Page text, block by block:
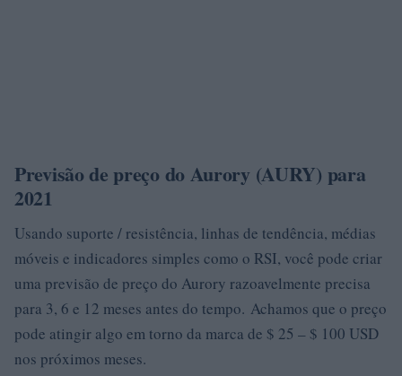
Previsão de preço do Aurory (AURY) para
2021
Usando suporte / resistência, linhas de tendência, médias
móveis e indicadores simples como o RSI, você pode criar
uma previsão de preço do Aurory razoavelmente precisa
para 3, 6 e 12 meses antes do tempo. Achamos que o preço
pode atingir algo em torno da marca de $ 25 – $ 100 USD
nos próximos meses.